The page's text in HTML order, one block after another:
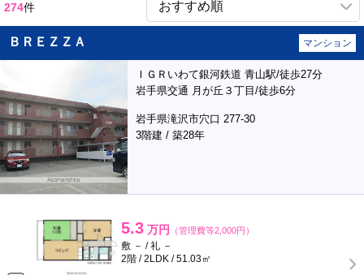
274件
ＢＲＥＺＺＡ マンション
ＩＧＲいわて銀河鉄道 青山駅/徒歩27分
岩手県交通 月が丘３丁目/徒歩6分
岩手県滝沢市穴口 277-30
3階建 / 築28年
5.3 万円 （管理費等2,000円）
敷 － / 礼 －
2階 / 2LDK / 51.03㎡